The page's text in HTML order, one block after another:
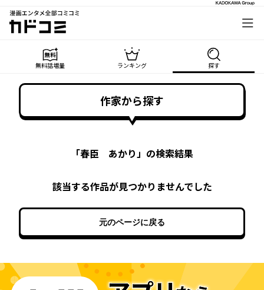
漫画エンタメ全部コミコミ
カドコミ
無料話増量 ランキング 探す
作家から探す
「春臣 あかり」の検索結果
該当する作品が見つかりませんでした
元のページに戻る